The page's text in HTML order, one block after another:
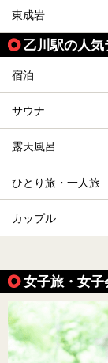
東成岩
乙川駅の人
宿泊
サウナ
露天風呂
ひとり旅・一人旅
カップル
女子旅・女